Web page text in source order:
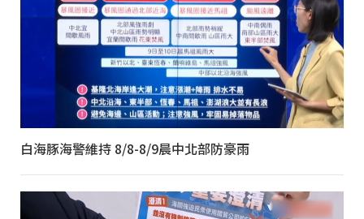
白海豚海警維持 8/8-8/9晨中北部防豪雨